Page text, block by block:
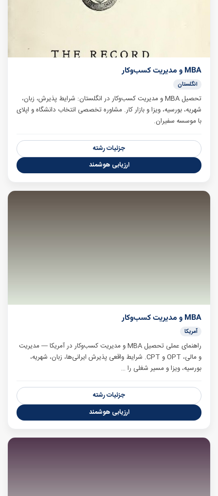
MBA و مدیریت کسب‌وکار
انگلستان
تحصیل MBA و مدیریت کسب‌وکار در انگلستان: شرایط پذیرش، زبان،
شهریه، بورسیه، ویزا و بازار کار. مشاوره تخصصی انتخاب دانشگاه و اپلای
با موسسه سفیران.
جزئیات رشته
ارزیابی هوشمند
MBA و مدیریت کسب‌وکار
آمریکا
راهنمای عملی تحصیل MBA و مدیریت کسب‌وکار در آمریکا — مدیریت
و مالی، OPT و CPT. شرایط واقعی پذیرش ایرانی‌ها، زبان، شهریه،
بورسیه، ویزا و مسیر شغلی را …
جزئیات رشته
ارزیابی هوشمند